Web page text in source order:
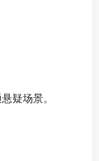
疑场景。